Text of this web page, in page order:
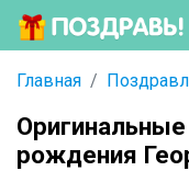
Главная
рождения